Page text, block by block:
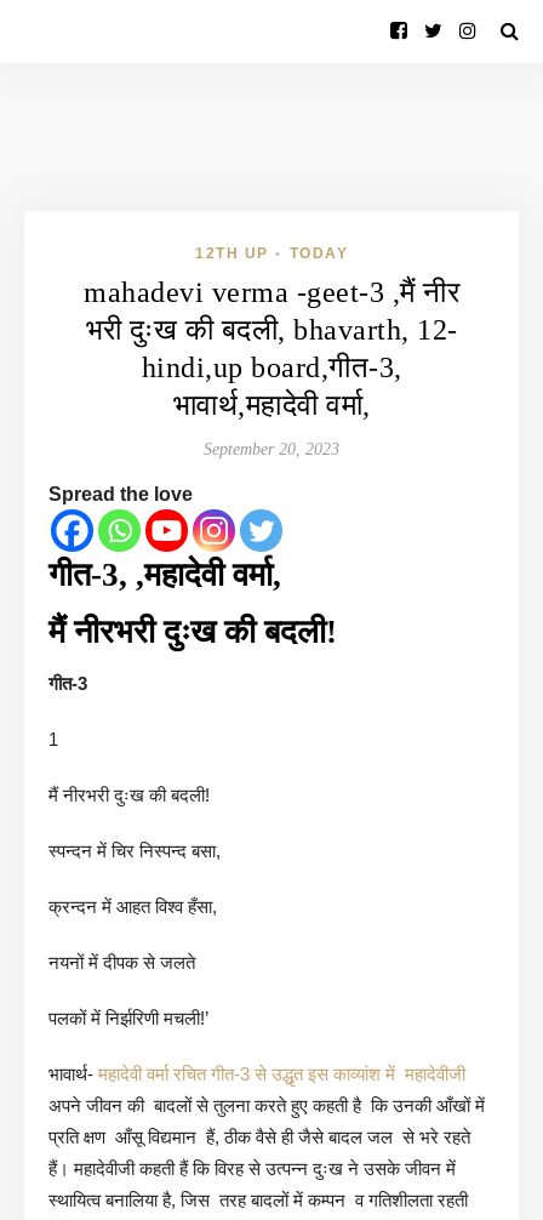
12TH UP • TODAY
mahadevi verma -geet-3 ,मैं नीर
भरी दुःख की बदली, bhavarth, 12-
hindi,up board,गीत-3,
भावार्थ,महादेवी वर्मा,
September 20, 2023
Spread the love
गीत-3, ,महादेवी वर्मा,
मैं नीरभरी दुःख की बदली!
गीत-3
1
मैं नीरभरी दुःख की बदली!
स्पन्दन में चिर निस्पन्द बसा,
क्रन्दन में आहत विश्व हँसा,
नयनों में दीपक से जलते
पलकों में निर्झरिणी मचली!’
भावार्थ- महादेवी वर्मा रचित गीत-3 से उद्धृत इस काव्यांश में महादेवीजी
अपने जीवन की बादलों से तुलना करते हुए कहती है कि उनकी आँखों में
प्रति क्षण आँसू विद्यमान हैं, ठीक वैसे ही जैसे बादल जल से भरे रहते
हैं। महादेवीजी कहती हैं कि विरह से उत्पन्न दुःख ने उसके जीवन में
स्थायित्व बनालिया है, जिस तरह बादलों में कम्पन व गतिशीलता रहती